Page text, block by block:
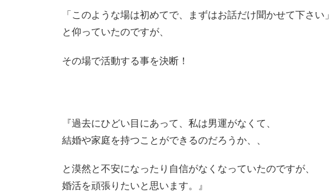
「このような場は初めてで、まずはお話だけ聞かせて下さい」
と仰っていたのですが、
その場で活動する事を決断！
『過去にひどい目にあって、私は男運がなくて、
結婚や家庭を持つこ とができるのだろうか、、
と漠然と不安になったり自信がなくなっていたのですが、
婚活を頑張りたいと思います。』